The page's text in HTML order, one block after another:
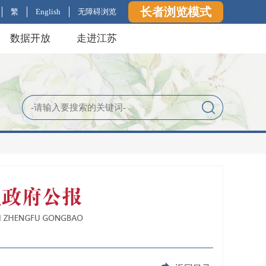
繁 English 无障碍浏览 长者浏览模式
数据开放 走进江苏